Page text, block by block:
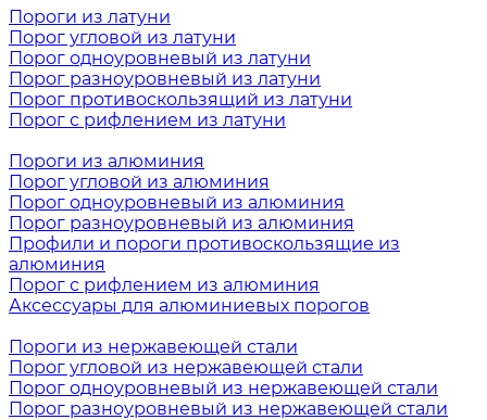
Пороги из латуни
Порог угловой из латуни
Порог одноуровневый из латуни
Порог разноуровневый из латуни
Порог противоскользящий из латуни
Порог с рифлением из латуни
Пороги из алюминия
Порог угловой из алюминия
Порог одноуровневый из алюминия
Порог разноуровневый из алюминия
Профили и пороги противоскользящие из
алюминия
Порог с рифлением из алюминия
Аксессуары для алюминиевых порогов
Пороги из нержавеющей стали
Порог угловой из нержавеющей стали
Порог одноуровневый из нержавеющей стали
Порог разноуровневый из нержавеющей стали